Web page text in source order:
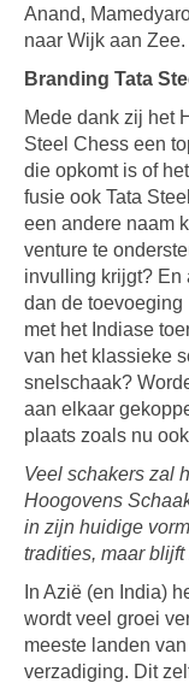
Anand,
naar Wijk aan Zee.
Branding Tata
Mede dank zij het
Steel Chess een
die opkomt is of
fusie ook Tata
een andere naam
venture te
invulling krijgt? En
dan de toevoeging
met het Indiase
van het klassieke
snelschaak?
aan elkaar
plaats zoals nu
Veel schakers zal
Hoogovens
in zijn huidige
tradities, maar blijft
In Azië (en India)
wordt veel groei
meeste landen
verzadiging. Dit